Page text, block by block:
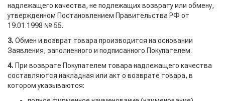
надлежащего качества, не подлежащих возврату или обмену,
утвержденном Постановлением Правительства РФ от
19.01.1998 № 55.
3. Обмен и возврат товара производится на основании
Заявления, заполненного и подписанного Покупателем.
4. При возврате Покупателем товара надлежащего качества
составляются накладная или акт о возврате товара, в
котором указываются: